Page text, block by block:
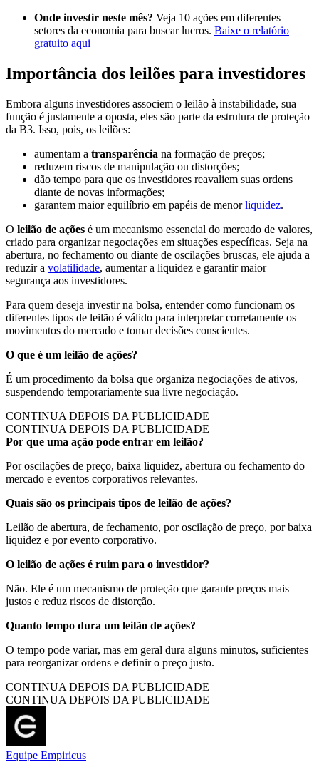
Onde investir neste mês? Veja 10 ações em diferentes
setores da economia para buscar lucros. Baixe o relatório
gratuito aqui
Importância dos leilões para investidores
Embora alguns investidores associem o leilão à instabilidade, sua
função é justamente a oposta, eles são parte da estrutura de proteção
da B3. Isso, pois, os leilões:
aumentam a transparência na formação de preços;
reduzem riscos de manipulação ou distorções;
dão tempo para que os investidores reavaliem suas ordens
diante de novas informações;
garantem maior equilíbrio em papéis de menorliquidez.
O leilão de ações é um mecanismo essencial do mercado de valores,
criado para organizar negociações em situações específicas. Seja na
abertura, no fechamento ou diante de oscilações bruscas, ele ajuda a
reduzir a volatilidade, aumentar a liquidez e garantir maior
segurança aos investidores.
Para quem deseja investir na bolsa, entender como funcionam os
diferentes tipos de leilão é válido para interpretar corretamente os
movimentos do mercado e tomar decisões conscientes.
O que é um leilão de ações?
É um procedimento da bolsa que organiza negociações de ativos,
suspendendo temporariamente sua livre negociação.
CONTINUA DEPOIS DA PUBLICIDADE
CONTINUA DEPOIS DA PUBLICIDADE
Por que uma ação pode entrar em leilão?
Por oscilações de preço, baixa liquidez, abertura ou fechamento do
mercado e eventos corporativos relevantes.
Quais são os principais tipos de leilão de ações?
Leilão de abertura, de fechamento, por oscilação de preço, por baixa
liquidez e por evento corporativo.
O leilão de ações é ruim para o investidor?
Não. Ele é um mecanismo de proteção que garante preços mais
justos e reduz riscos de distorção.
Quanto tempo dura um leilão de ações?
O tempo pode variar, mas em geral dura alguns minutos, suficientes
para reorganizar ordens e definir o preço justo.
CONTINUA DEPOIS DA PUBLICIDADE
CONTINUA DEPOIS DA PUBLICIDADE
Equipe Empiricus